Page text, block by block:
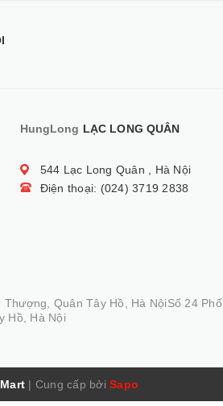
HungLong LẠC LONG QUÂN
544 Lạc Long Quân , Hà Nội
Điện thoại: (024) 3719 2838
Quân Tây Hồ, Hà NộiSố 24 Phố
Hồ, Hà Nội
| Cung cấp bởi Sapo